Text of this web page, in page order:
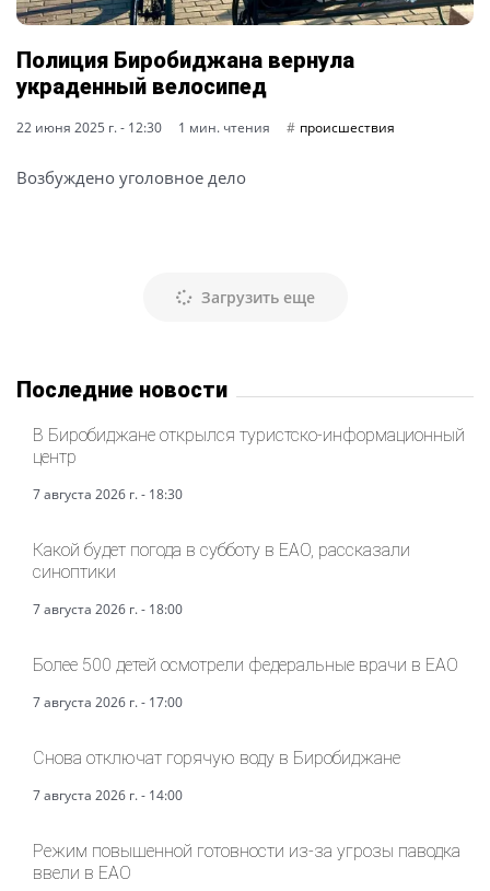
Полиция Биробиджана вернула
украденный велосипед
22 июня 2025 г. - 12:30 1 мин. чтения происшествия
Возбуждено уголовное дело
Загрузить еще
Последние новости
В Биробиджане открылся туристско-информационный
центр
7 августа 2026 г. - 18:30
Какой будет погода в субботу в ЕАО, рассказали
синоптики
7 августа 2026 г. - 18:00
Более 500 детей осмотрели федеральные врачи в ЕАО
7 августа 2026 г. - 17:00
Снова отключат горячую воду в Биробиджане
7 августа 2026 г. - 14:00
Режим повышенной готовности из-за угрозы паводка
ввели в ЕАО